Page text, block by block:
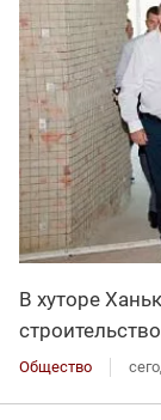
В хуторе
Общество